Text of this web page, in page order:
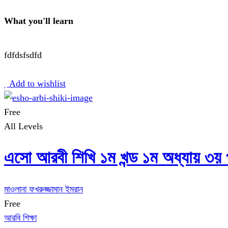
What you'll learn
fdfdsfsdfd
Add to wishlist
Free
All Levels
এসো আরবী শিখি ১ম খন্ড ১ম অধ্যায় ৩য়
মাওলানা ফখরুজ্জামান ইমরান
Free
আরবি শিক্ষা